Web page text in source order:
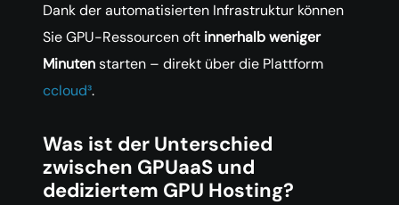
Dank der automatisierten Infrastruktur können
Sie GPU-Ressourcen oft innerhalb weniger
Minutenstarten – direkt über die Plattform
ccloud³.
Was ist der Unterschied
zwischen GPUaaS und
dediziertem GPU Hosting?